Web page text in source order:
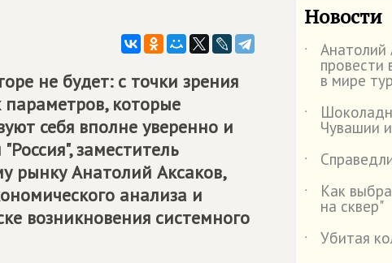
не будет: с точки зрения
которые
себя вполне уверенно и
заместитель
рынку Анатолий Аксаков,
анализа и
возникновения системного
Новости
˙ Анатолий
провести
в мире
˙
Чувашии
˙
˙
Как
на сквер"
˙
Убитая